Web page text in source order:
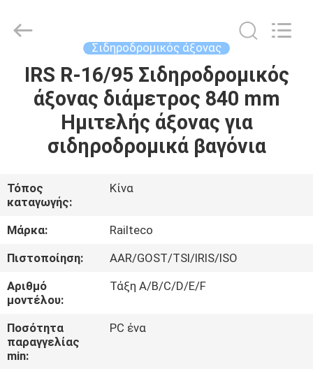
ΣΠΊΤΙ
ΠΡΟΪΌΝΤΑ
ΕΜΕΊΣ
ΓΎΡΟΣ
ΕΡΓΟΣΤΑΣΊΩΝ
ΠΟΙΟΤΙΚΌΣ
ΈΛΕΓΧΟΣ
Ltd..
Σιδηροδρομικός άξονας
IRS R-16/95 Σιδηροδρομικός
άξονας διάμετρος 840 mm
Ημιτελής άξονας για
σιδηροδρομικά βαγόνια
Τόπος
καταγωγής:
Κίνα
Μάρκα:
Railteco
Πιστοποίηση:
AAR/GOST/TSI/IRIS/ISO
Αριθμό
μοντέλου:
Τάξη A/B/C/D/E/F
Ποσότητα
παραγγελίας
min:
PC ένα